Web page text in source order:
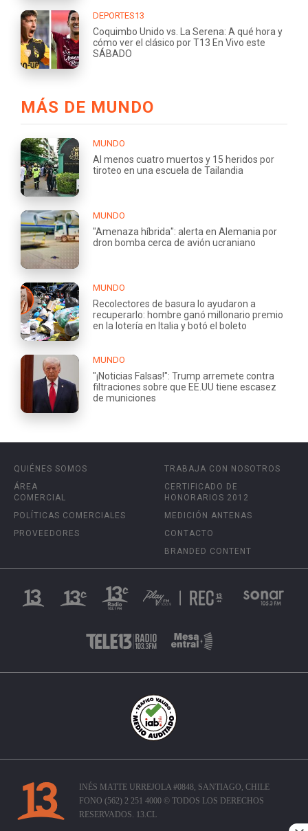
DEPORTES13
Coquimbo Unido vs. La Serena: A qué hora y
cómo ver el clásico por T13 En Vivo este
SÁBADO
MÁS DE MUNDO
MUNDO
Al menos cuatro muertos y 15 heridos por
tiroteo en una escuela de Tailandia
MUNDO
"Amenaza híbrida": alerta en Alemania por
dron bomba cerca de avión ucraniano
MUNDO
Recolectores de basura lo ayudaron a
recuperarlo: hombre ganó millonario premio
en la lotería en Italia y botó el boleto
MUNDO
"¡Noticias Falsas!": Trump arremete contra
filtraciones sobre que EE.UU tiene escasez
de municiones
QUIÉNES SOMOS
ÁREA
COMERCIAL
POLÍTICAS COMERCIALES
PROVEEDORES
TRABAJA CON NOSOTROS
CERTIFICADO DE
HONORARIOS 2012
MEDICIÓN ANTENAS
CONTACTO
BRANDED CONTENT
INÉS MATTE URREJOLA #0848, SANTIAGO, CHILE
FONO (562) 2 251 4000 © TODOS LOS DERECHOS
RESERVADOS. 13.CL